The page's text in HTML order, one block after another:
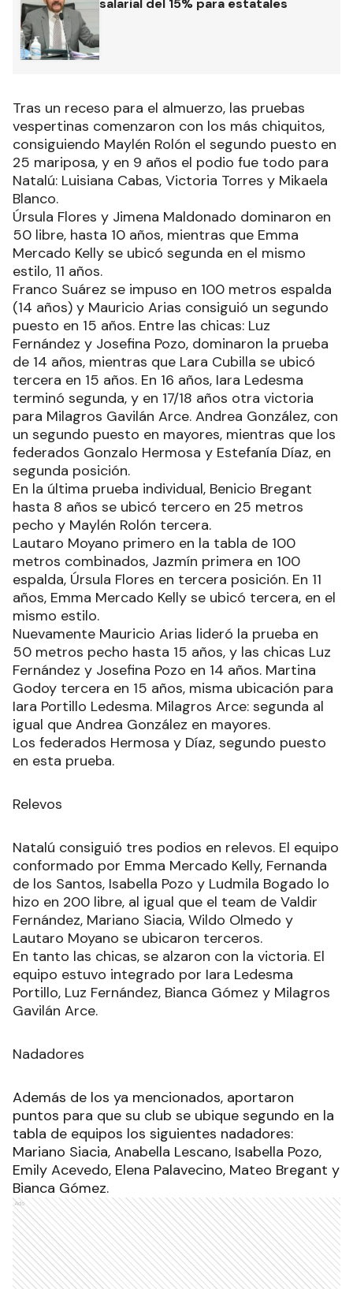
salarial del 15% para estatales
Tras un receso para el almuerzo, las pruebas
vespertinas comenzaron con los más chiquitos,
consiguiendo Maylén Rolón el segundo puesto en
25 mariposa, y en 9 años el podio fue todo para
Natalú: Luisiana Cabas, Victoria Torres y Mikaela
Blanco.
Úrsula Flores y Jimena Maldonado dominaron en
50 libre, hasta 10 años, mientras que Emma
Mercado Kelly se ubicó segunda en el mismo
estilo, 11 años.
Franco Suárez se impuso en 100 metros espalda
(14 años) y Mauricio Arias consiguió un segundo
puesto en 15 años. Entre las chicas: Luz
Fernández y Josefina Pozo, dominaron la prueba
de 14 años, mientras que Lara Cubilla se ubicó
tercera en 15 años. En 16 años, Iara Ledesma
terminó segunda, y en 17/18 años otra victoria
para Milagros Gavilán Arce. Andrea González, con
un segundo puesto en mayores, mientras que los
federados Gonzalo Hermosa y Estefanía Díaz, en
segunda posición.
En la última prueba individual, Benicio Bregant
hasta 8 años se ubicó tercero en 25 metros
pecho y Maylén Rolón tercera.
Lautaro Moyano primero en la tabla de 100
metros combinados, Jazmín primera en 100
espalda, Úrsula Flores en tercera posición. En 11
años, Emma Mercado Kelly se ubicó tercera, en el
mismo estilo.
Nuevamente Mauricio Arias lideró la prueba en
50 metros pecho hasta 15 años, y las chicas Luz
Fernández y Josefina Pozo en 14 años. Martina
Godoy tercera en 15 años, misma ubicación para
Iara Portillo Ledesma. Milagros Arce: segunda al
igual que Andrea González en mayores.
Los federados Hermosa y Díaz, segundo puesto
en esta prueba.
Relevos
Natalú consiguió tres podios en relevos. El equipo
conformado por Emma Mercado Kelly, Fernanda
de los Santos, Isabella Pozo y Ludmila Bogado lo
hizo en 200 libre, al igual que el team de Valdir
Fernández, Mariano Siacia, Wildo Olmedo y
Lautaro Moyano se ubicaron terceros.
En tanto las chicas, se alzaron con la victoria. El
equipo estuvo integrado por Iara Ledesma
Portillo, Luz Fernández, Bianca Gómez y Milagros
Gavilán Arce.
Nadadores
Además de los ya mencionados, aportaron
puntos para que su club se ubique segundo en la
tabla de equipos los siguientes nadadores:
Mariano Siacia, Anabella Lescano, Isabella Pozo,
Emily Acevedo, Elena Palavecino, Mateo Bregant y
Bianca Gómez.
Ads